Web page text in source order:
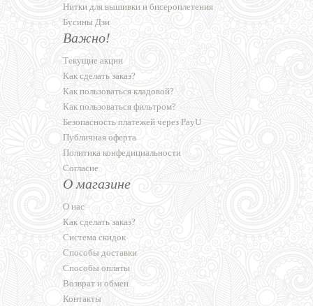
Нитки для вышивки и бисероплетения
Бусины Дзи
Важно!
Текущие акции
Как сделать заказ?
Как пользоваться кладовой?
Как пользоваться фильтром?
Безопасность платежей через PayU
Публичная оферта
Политика конфедициальности
Согласие
О магазине
О нас
Как сделать заказ?
Система скидок
Способы доставки
Способы оплаты
Возврат и обмен
Контакты